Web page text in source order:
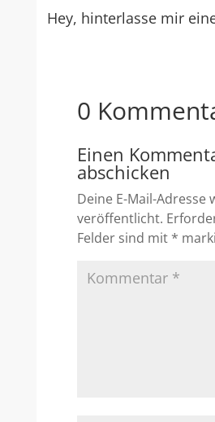
Hey, hinterlasse mir
0
Einen
abschicken
Deine E-Mail-Adresse
veröffentlicht.
Felder sind mit *